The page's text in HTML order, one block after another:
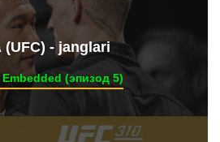
- janglari
Embedded (эпизод 5)